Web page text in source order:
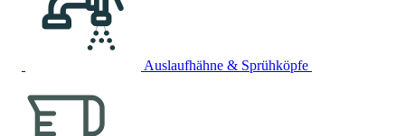
Auslaufhähne & Sprühköpfe